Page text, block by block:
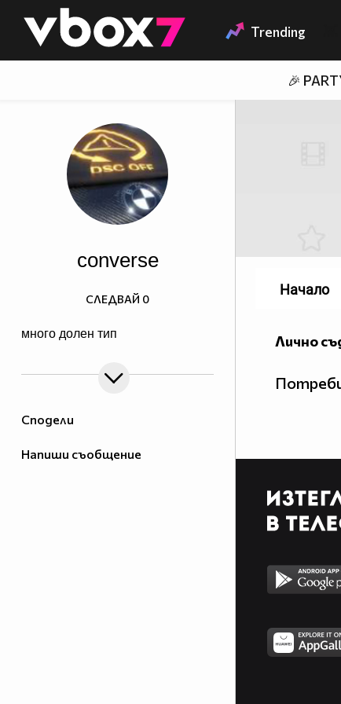
👾 Trending
🎉
Сподели
Напиши съобщение
converse
много долен тип
СЛЕДВАЙ 0
Лично
Начало